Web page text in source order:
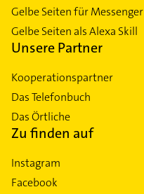
Gelbe Seiten für Messenger
Gelbe Seiten als Alexa Skill
Unsere Partner
Kooperationspartner
Das Telefonbuch
Das Örtliche
Zu finden auf
Instagram
Facebook